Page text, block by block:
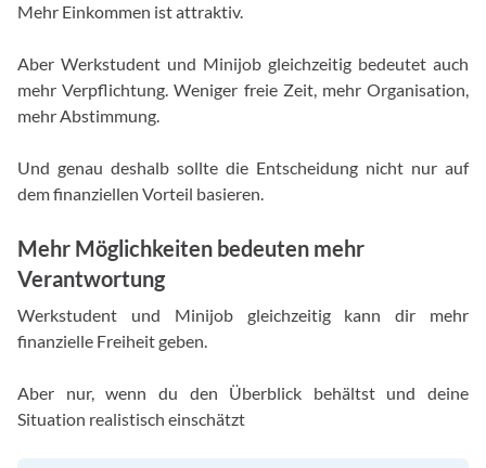
Mehr Einkommen ist attraktiv.
Aber Werkstudent und Minijob gleichzeitig bedeutet auch
mehr Verpflichtung. Weniger freie Zeit, mehr Organisation,
mehr Abstimmung.
Und genau deshalb sollte die Entscheidung nicht nur auf
dem finanziellen Vorteil basieren.
Mehr Möglichkeiten bedeuten mehr
Verantwortung
Werkstudent und Minijob gleichzeitig kann dir mehr
finanzielle Freiheit geben.
Aber nur, wenn du den Überblick behältst und deine
Situation realistisch einschätzt